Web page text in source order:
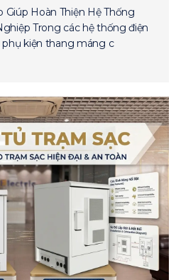
Giúp Hoàn Thiện Hệ Thống
Trong các hệ thống điện
kiện thang máng c